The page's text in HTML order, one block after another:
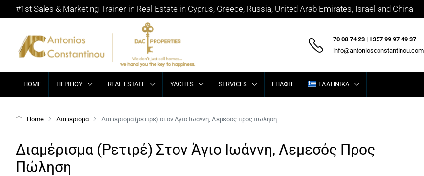
#1st Sales & Marketing Trainer in Real Estate in Cyprus, Greece, Russia, United Arab Emirates, Israel and China
70 08 74 23 | +357 99 97 49 37
info@antoniosconstantinou.com
HOME ΠΕΡΊΠΟΥ REAL ESTATE YACHTS SERVICES ΕΠΑΦΉ ΕΛΛΗΝΙΚΆ
Home Διαμέρισμα Διαμέρισμα (ρετιρέ) στον Άγιο Ιωάννη, Λεμεσός προς πώληση
Διαμέρισμα (ρετιρέ) Στον Άγιο Ιωάννη, Λεμεσός Προς
Πώληση